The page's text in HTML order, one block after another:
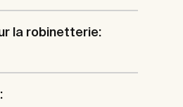
la robinetterie: